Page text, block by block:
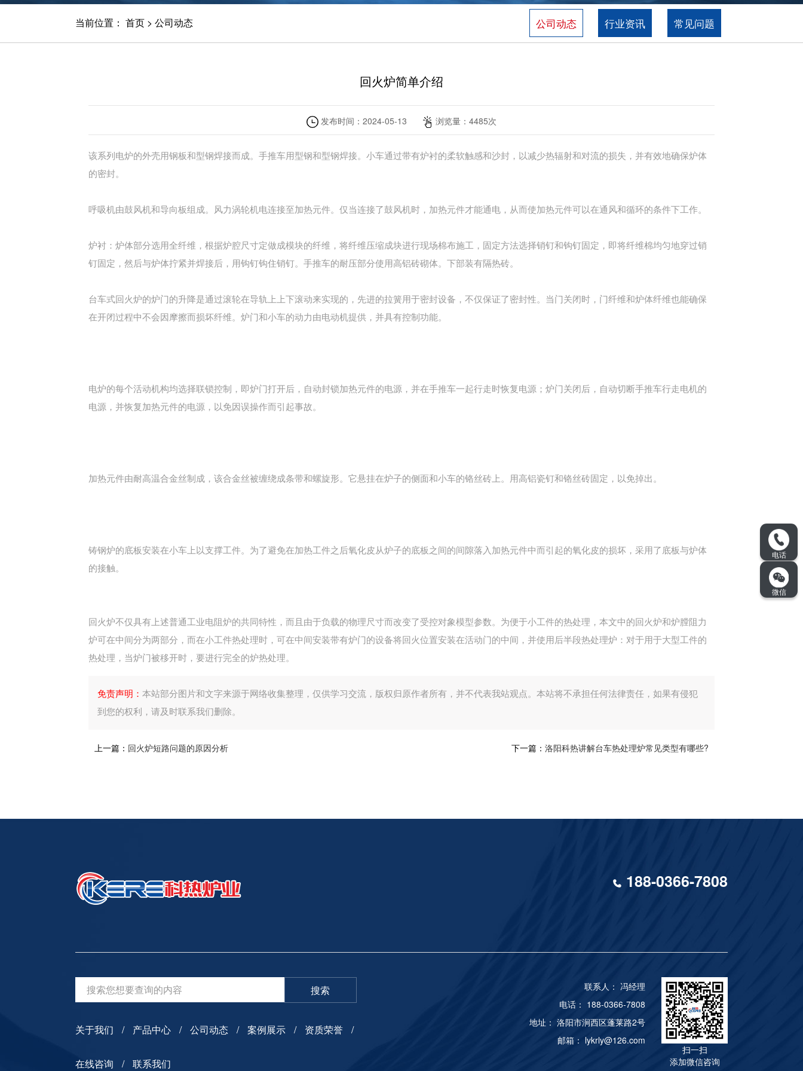
当前位置： 首页> 公司动态 公司动态 行业资讯 常见问题
回火炉简单介绍
发布时间： 2024-05-13 浏览量： 4485次
该系列电炉的外壳用钢板和型钢焊接而成。手推车用型钢和型钢焊接。小车通过带有炉衬的柔软触感和沙封，以减少热辐射和对流的损失，并有效地确保炉体
的密封。
呼吸机由鼓风机和导向板组成。风力涡轮机电连接至加热元件。仅当连接了鼓风机时，加热元件才能通电，从而使加热元件可以在通风和循环的条件下工作。
炉衬：炉体部分选用全纤维，根据炉腔尺寸定做成模块的纤维，将纤维压缩成块进行现场棉布施工，固定方法选择销钉和钩钉固定，即将纤维棉均匀地穿过销
钉固定，然后与炉体拧紧并焊接后，用钩钉钩住销钉。手推车的耐压部分使用高铝砖砌体。下部装有隔热砖。
台车式回火炉的炉门的升降是通过滚轮在导轨上上下滚动来实现的，先进的拉簧用于密封设备，不仅保证了密封性。当门关闭时，门纤维和炉体纤维也能确保
在开闭过程中不会因摩擦而损坏纤维。炉门和小车的动力由电动机提供，并具有控制功能。
电炉的每个活动机构均选择联锁控制，即炉门打开后，自动封锁加热元件的电源，并在手推车一起行走时恢复电源；炉门关闭后，自动切断手推车行走电机的
电源，并恢复加热元件的电源，以免因误操作而引起事故。
加热元件由耐高温合金丝制成，该合金丝被缠绕成条带和螺旋形。它悬挂在炉子的侧面和小车的铬丝砖上。用高铝瓷钉和铬丝砖固定，以免掉出。
铸钢炉的底板安装在小车上以支撑工件。为了避免在加热工件之后氧化皮从炉子的底板之间的间隙落入加热元件中而引起的氧化皮的损坏，采用了底板与炉体
的接触。
回火炉不仅具有上述普通工业电阻炉的共同特性，而且由于负载的物理尺寸而改变了受控对象模型参数。为便于小工件的热处理，本文中的回火炉和炉膛阻力
炉可在中间分为两部分，而在小工件热处理时，可在中间安装带有炉门的设备将回火位置安装在活动门的中间，并使用后半段热处理炉：对于用于大型工件的
热处理，当炉门被移开时，要进行完全的炉热处理。
免责声明： 本站部分图片和文字来源于网络收集整理，仅供学习交流，版权归原作者所有，并不代表我站观点。本站将不承担任何法律责任，如果有侵犯
到您的权利，请及时联系我们删除。
上一篇： 回火炉短路问题的原因分析 下一篇：洛阳科热讲解台车热处理炉常见类型有哪些?
188-0366-7808
搜索
关于我们 产品中心 公司动态 案例展示 资质荣誉
在线咨询 联系我们
联系人： 冯经理
电话： 188-0366-7808
地址： 洛阳市涧西区蓬莱路2号
邮箱： lykrly@126.com
扫一扫
添加微信咨询